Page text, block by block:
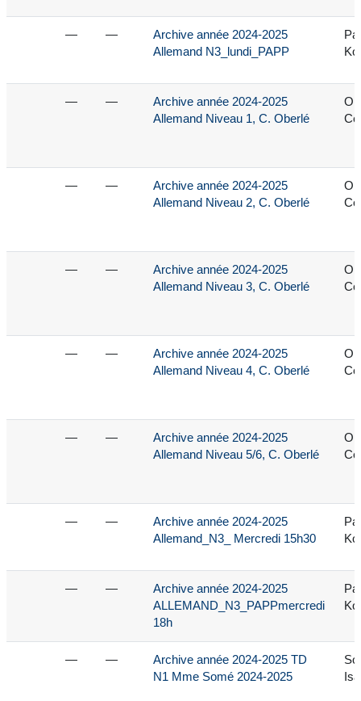
— —
Archive année 2024-2025
Allemand N3_lundi_PAPP
— —
Archive année 2024-2025
Allemand Niveau 1, C. Oberlé
— —
Archive année 2024-2025
Allemand Niveau 2, C. Oberlé
— —
Archive année 2024-2025
Allemand Niveau 3, C. Oberlé
— —
Archive année 2024-2025
Allemand Niveau 4, C. Oberlé
— —
Archive année 2024-2025
Allemand Niveau 5/6, C. Oberlé
— —
Archive année 2024-2025
Allemand_N3_ Mercredi 15h30
— —
Archive année 2024-2025
ALLEMAND_N3_PAPPmercredi
18h
— —
Archive année 2024-2025 TD
N1 Mme Somé 2024-2025